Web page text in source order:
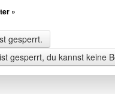
»
gesperrt.
gesperrt, du kannst keine